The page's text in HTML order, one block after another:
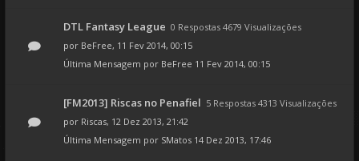
DTL Fantasy League 0 Respostas 4679 Visualizações
por BeFree, 11 Fev 2014, 00:15
Última Mensagem por BeFree 11 Fev 2014, 00:15
[FM2013] Riscas no Penafiel 5 Respostas 4313 Visualizações
por Riscas, 12 Dez 2013, 21:42
Última Mensagem por SMatos 14 Dez 2013, 17:46